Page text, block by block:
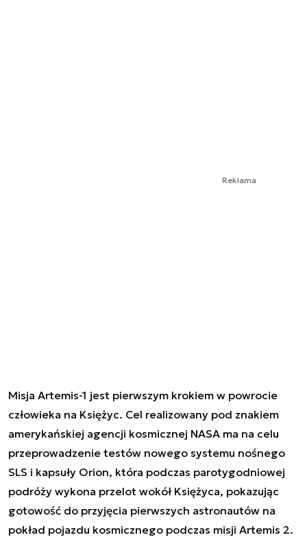
Reklama
Misja Artemis-1 jest pierwszym krokiem w powrocie
człowieka na Księżyc. Cel realizowany pod znakiem
amerykańskiej agencji kosmicznej NASA ma na celu
przeprowadzenie testów nowego systemu nośnego
SLS i kapsuły Orion, która podczas parotygodniowej
podróży wykona przelot wokół Księżyca, pokazując
gotowość do przyjęcia pierwszych astronautów na
pokład pojazdu kosmicznego podczas misji Artemis 2.